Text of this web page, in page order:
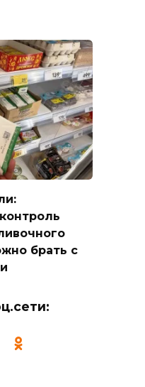
брать с